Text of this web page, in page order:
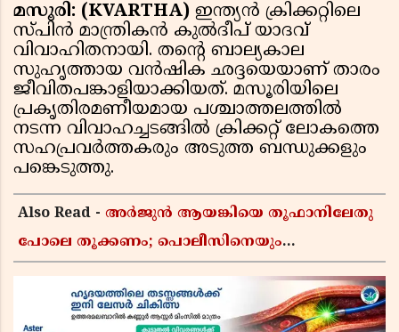
മസൂരി: (KVARTHA) ഇന്ത്യൻ ക്രിക്കറ്റിലെ
സ്പിൻ മാന്ത്രികൻ കുൽദീപ് യാദവ്
വിവാഹിതനായി. തന്റെ ബാല്യകാല
സുഹൃത്തായ വൻഷിക ഛദ്ദയെയാണ് താരം
ജീവിതപങ്കാളിയാക്കിയത്. മസൂരിയിലെ
പ്രകൃതിരമണീയമായ പശ്ചാത്തലത്തിൽ
നടന്ന വിവാഹച്ചടങ്ങിൽ ക്രിക്കറ്റ് ലോകത്തെ
സഹപ്രവർത്തകരും അടുത്ത ബന്ധുക്കളും
പങ്കെടുത്തു.
Also Read - അർജുൻ ആയങ്കിയെ തൂഫാനിലേതു
പോലെ തൂക്കണം; പൊലീസിനെയും
ജയരാജൻ